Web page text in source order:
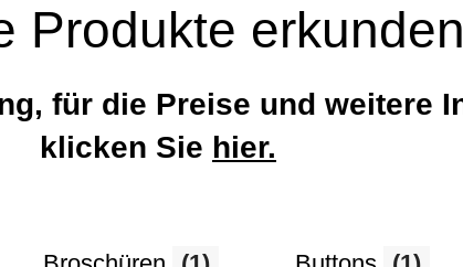
Produkte erkunden
für die Preise und weitere
klicken Sie hier.